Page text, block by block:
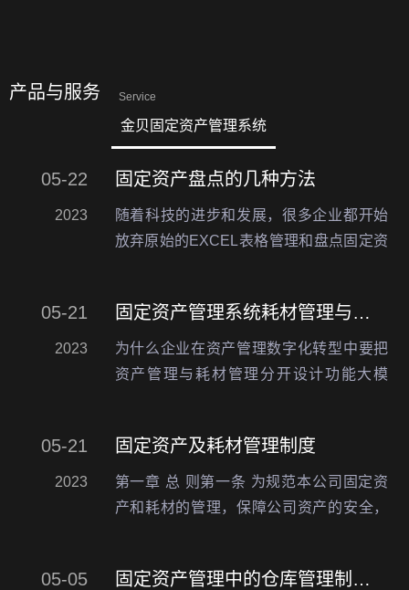
产品与服务 Service
金贝固定资产管理系统
05-22 固定资产盘点的几种方法
2023
随着科技的进步和发展，很多企业都开始
放弃原始的EXCEL表格管理和盘点固定资
不同的固定资产管理系统对应的固定资产
盘点方式有所不…
05-21 固定资产管理系统耗材管理与资产管理有什么相同与不同
2023
为什么企业在资产管理数字化转型中要把
资产管理与耗材管理分开设计功能大模
理方式、管理内容、管理目标等等。如下
所述：1. 管理方式不…
05-21 固定资产及耗材管理制度
2023
第一章 总 则第一条 为规范本公司固定资
产和耗材的管理，保障公司资产的安全，
制度。第二条 资产管理主要指对固定资产
05-05 固定资产管理中的仓库管理制度，以及资产管理系统仓库管理方法的功能实现